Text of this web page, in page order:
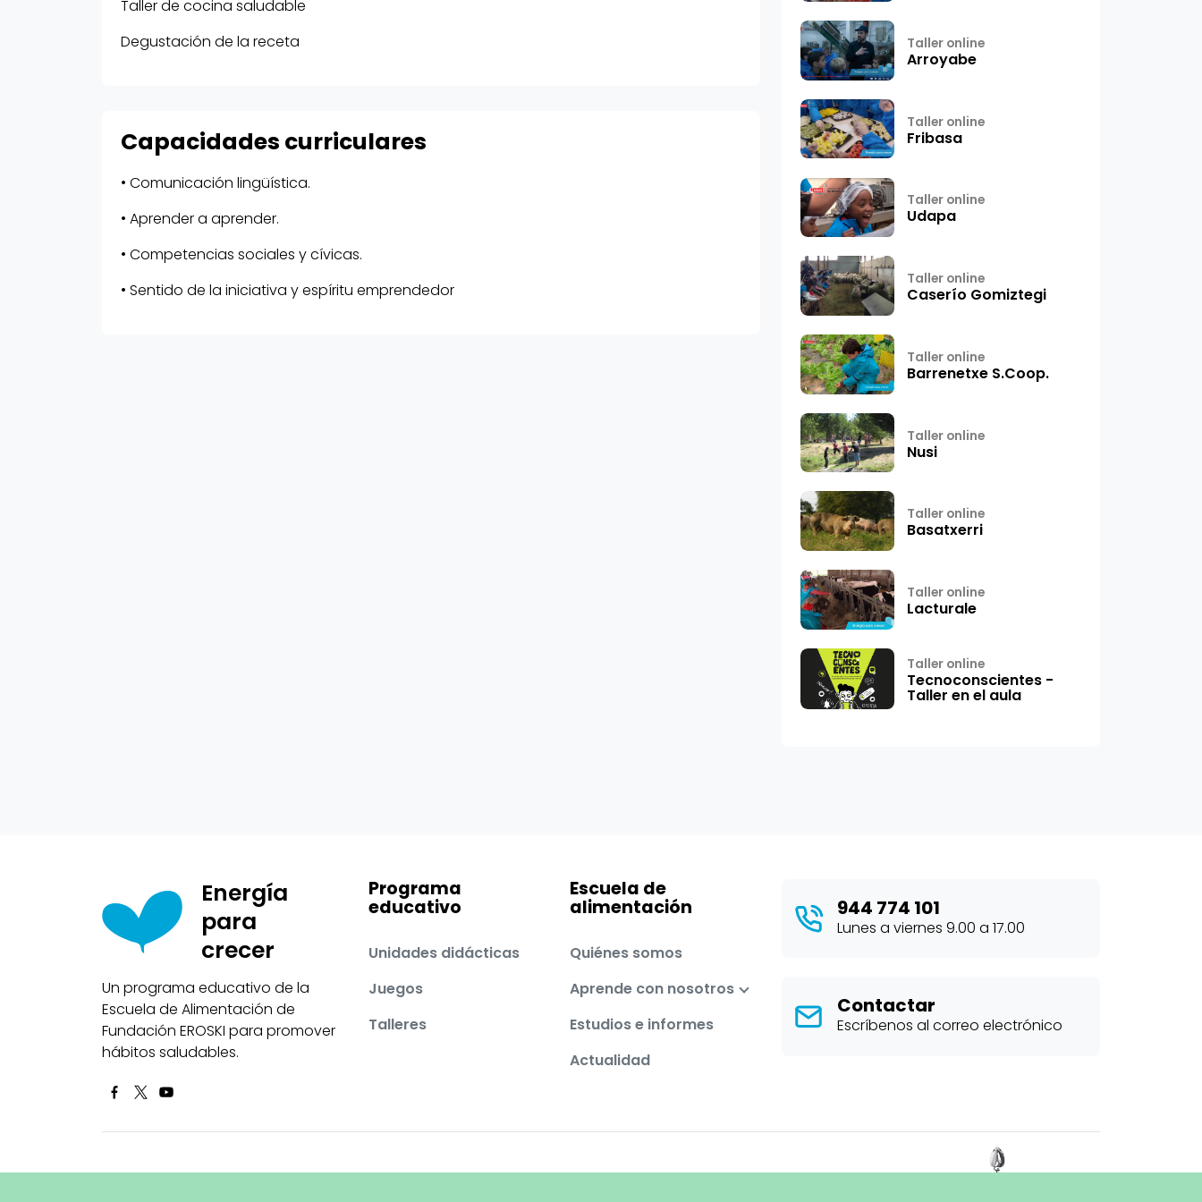
Taller de cocina saludable
Degustación de la receta
Capacidades curriculares
• Comunicación lingüística.
• Aprender a aprender.
• Competencias sociales y cívicas.
• Sentido de la iniciativa y espíritu emprendedor
Taller online
Arroyabe
Taller online
Fribasa
Taller online
Udapa
Taller online
Caserío Gomiztegi
Taller online
Barrenetxe S.Coop.
Taller online
Nusi
Taller online
Basatxerri
Taller online
Lacturale
Taller online
Tecnoconscientes -
Taller en el aula
Energía
para
crecer
Un programa educativo de la
Escuela de Alimentación de
Fundación EROSKI para promover
hábitos saludables.
Programa
educativo
Unidades didácticas
Juegos
Talleres
Escuela de
alimentación
Quiénes somos
Aprende con nosotros
Estudios e informes
Actualidad
944 774 101
Lunes a viernes 9.00 a 17.00
Contactar
Escríbenos al correo electrónico